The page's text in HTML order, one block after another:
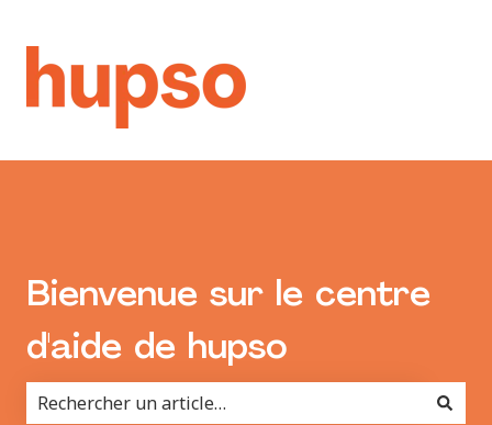
Bienvenue sur le centre
d'aide de hupso